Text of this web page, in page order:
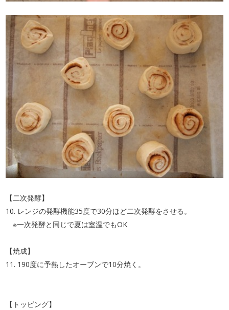
【二次発酵】
10. レンジの発酵機能35度で30分ほど二次発酵をさせる。
※一次発酵と同じで夏は室温でもOK
【焼成】
11. 190度に予熱したオーブンで10分焼く。
【トッピング】